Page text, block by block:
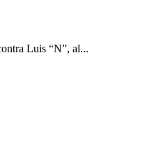
Luis “N”, al...